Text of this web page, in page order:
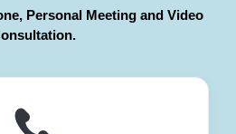
Personal Meeting and Video